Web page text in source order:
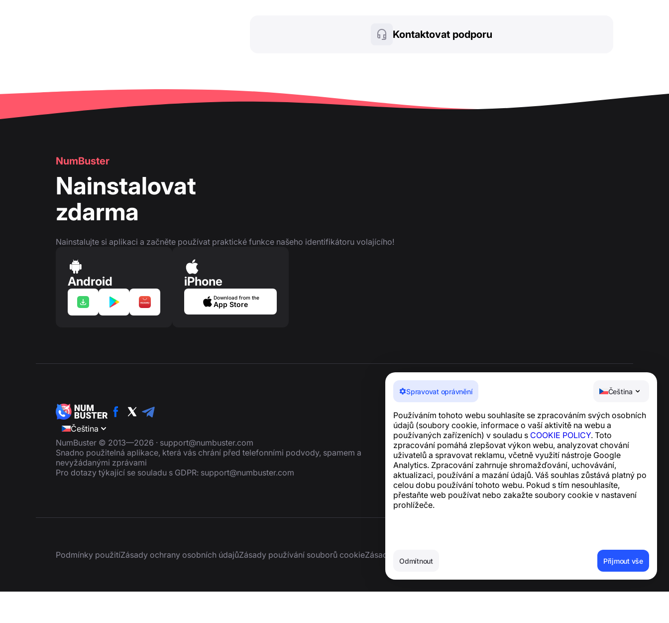
Spravovat oprávnění Čeština
Používáním tohoto webu souhlasíte se zpracováním svých osobních
údajů (soubory cookie, informace o vaší aktivitě na webu a
používaných zařízeních) v souladu s COOKIE POLICY. Toto
zpracování pomáhá zlepšovat výkon webu, analyzovat chování
uživatelů a spravovat reklamu, včetně využití nástroje Google
Analytics. Zpracování zahrnuje shromažďování, uchovávání,
aktualizaci, používání a mazání údajů. Váš souhlas zůstává platný po
celou dobu používání tohoto webu. Pokud s tím nesouhlasíte,
přestaňte web používat nebo zakažte soubory cookie v nastavení
prohlížeče.
Odmítnout Přijmout vše
Kontaktovat podporu
NumBuster
Nainstalovat
zdarma
Nainstalujte si aplikaci a začněte používat praktické funkce našeho identifikátoru volajícího!
Android iPhone
Download from the
App Store
Čeština
NumBuster © 2013—2026 · support@numbuster.com
Snadno použitelná aplikace, která vás chrání před telefonními podvody, spamem a
nevyžádanými zprávami
Pro dotazy týkající se souladu s GDPR: support@numbuster.com
Zprávy a články
O projektu
Kontakty
Podmínky použitíZásady ochrany osobních údajůZásady používání souborů cookieZásady nákupu